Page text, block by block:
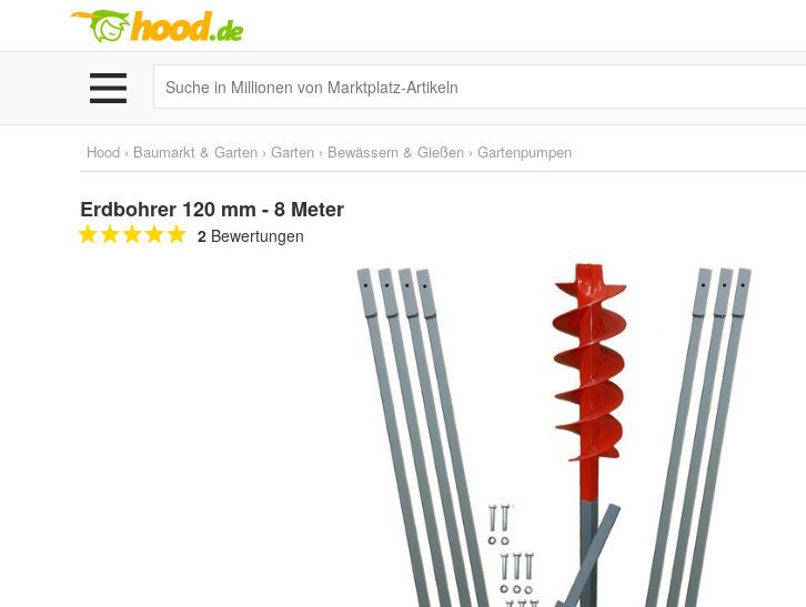
Hood › Baumarkt & Garten › Garten › Bewässern & Gießen › Gartenpumpen
Erdbohrer 120 mm - 8 Meter
2 Bewertungen